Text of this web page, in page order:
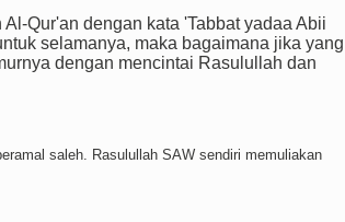
Qur'an dengan kata 'Tabbat yadaa Abii
selamanya, maka bagaimana jika yang
dengan mencintai Rasulullah dan
saleh. Rasulullah SAW sendiri memuliakan